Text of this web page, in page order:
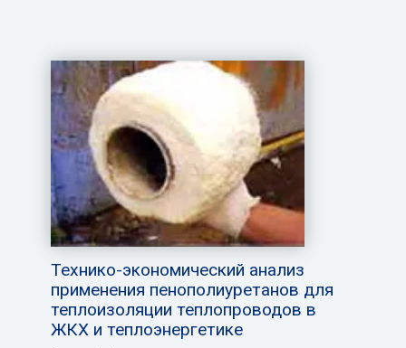
Технико-экономический анализ
применения пенополиуретанов для
теплоизоляции теплопроводов в
ЖКХ и теплоэнергетике